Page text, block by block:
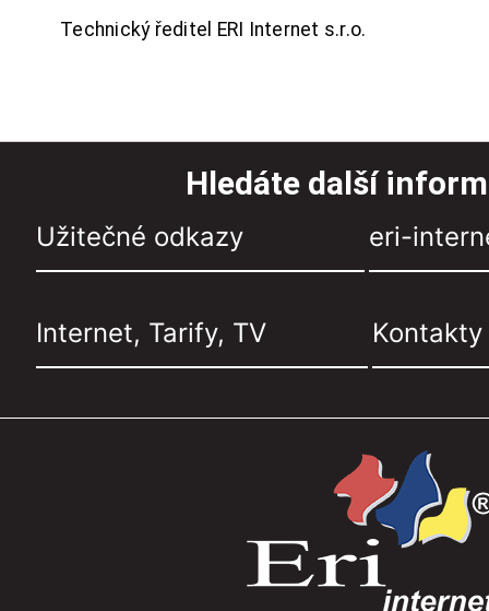
Technický ředitel ERI Internet s.r.o.
Hledáte další
Užitečné odkazy eri-
Internet, Tarify, TV Kontakty